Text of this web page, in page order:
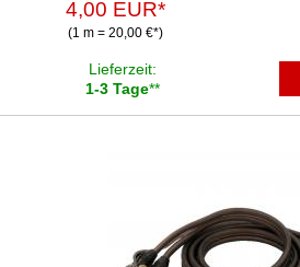
4,00 EUR*
(1 m = 20,00 €*)
Lieferzeit:
1-3 Tage**